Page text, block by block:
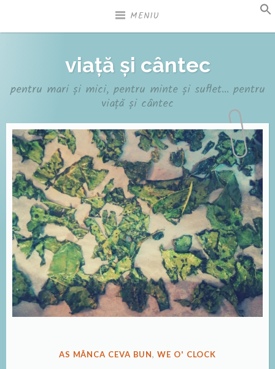
MENIU
viață și cântec
pentru mari și mici, pentru minte și suflet… pentru
viață și cântec
PUBLICAT
AS MÂNCA CEVA BUN,WE O' CLOCK